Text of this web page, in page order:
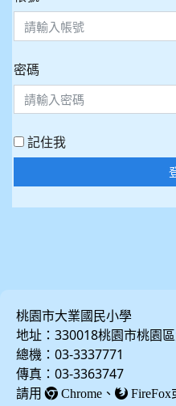
密碼
記住我
桃園市大業國民小學
地址：330018桃園市桃園
總機：03-3337771
傳真：03-3363747
請用
Chrome 、 FireFox